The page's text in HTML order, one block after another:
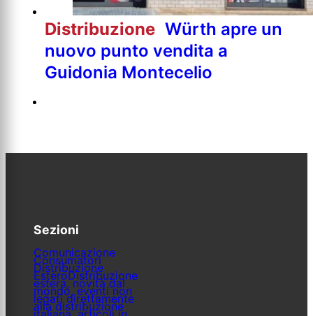
Distribuzione Würth apre un
nuovo punto vendita a
Guidonia Montecelio
Sezioni
Comunicazione
Consumatori
Distribuzione
EsteroDistribuzione
estera, novità dal
mondo, eventi non
legati direttamente
alla distribuzione